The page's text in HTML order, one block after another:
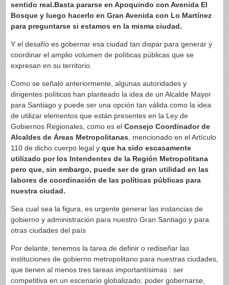
sentido real.Basta pararse en Apoquindo con Avenida El
Bosque y luego hacerlo en Gran Avenida con Lo Martínez
para preguntarse si estamos en la misma ciudad.
Y el desafío es gobernar esa ciudad tan dispar para generar y
coordinar el amplio volumen de políticas públicas que se
expresan en su territorio.
Como se señaló anteriormente, algunas autoridades y
dirigentes políticos han planteado la idea de un Alcalde Mayor
para Santiago y puede ser una opción tan válida como la idea
de utilizar elementos que están presentes en la Ley de
Gobiernos Regionales, como es el Consejo Coordinador de
Alcaldes de Áreas Metropolitanas , mencionado en el Artículo
110 de dicho cuerpo legal y que ha sido escasamente
utilizado por los Intendentes de la Región Metropolitana
pero que, sin embargo, puede ser de gran utilidad en las
labores de coordinación de las políticas públicas para
nuestra ciudad.
Sea cual sea la figura, es urgente generar las instancias de
gobierno y administración para nuestro Gran Santiago y para
otras ciudades del país
Por delante, tenemos la tarea de definir o rediseñar las
instituciones de gobierno metropolitano para nuestras ciudades,
que tienen al menos tres tareas importantísimas : ser
competitiva en un escenario globalizado; poder gobernarse,